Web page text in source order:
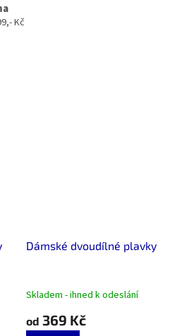
Kč
Dámské dvoudílné plavky
Skladem - ihned k odeslání
od 369 Kč